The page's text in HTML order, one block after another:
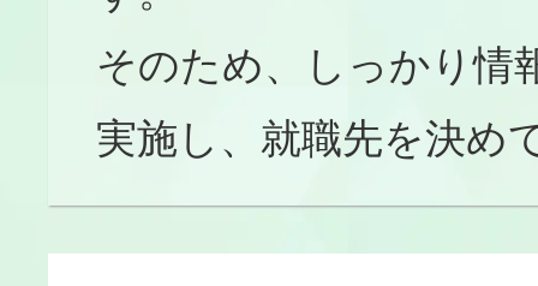
そのため、しっかり情
実施し、就職先を決め